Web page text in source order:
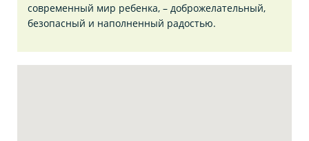
современный мир ребенка, – доброжелательный,
безопасный и наполненный радостью.